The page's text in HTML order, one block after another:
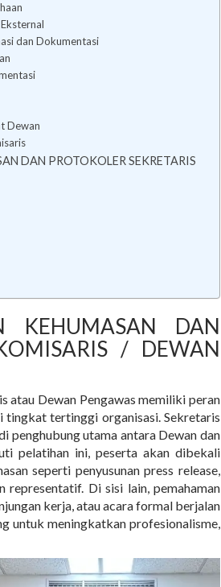
dan Dokumentasi
Dewan
DAN PROTOKOLER SEKRETARIS
KEHUMASAN DAN
/ DEWAN
atau Dewan Pengawas memiliki peran
tingkat tertinggi organisasi. Sekretaris
penghubung utama antara Dewan dan
pelatihan ini, peserta akan dibekali
seperti penyusunan press release,
Di sisi lain, pemahaman
kerja, atau acara formal berjalan
untuk meningkatkan profesionalisme,